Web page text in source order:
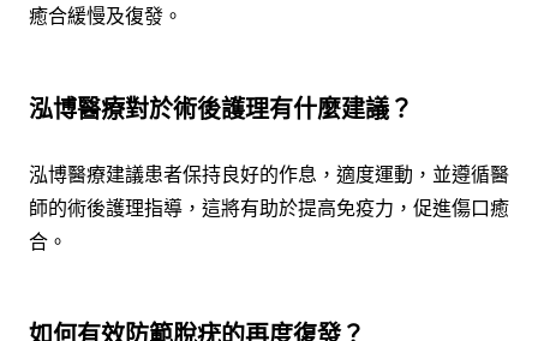
癒合緩慢及復發。
泓博醫療對於術後護理有什麼建議？
泓博醫療建議患者保持良好的作息，適度運動，並遵循醫
師的術後護理指導，這將有助於提高免疫力，促進傷口癒
合。
如何有效防範脫疣的再度復發？